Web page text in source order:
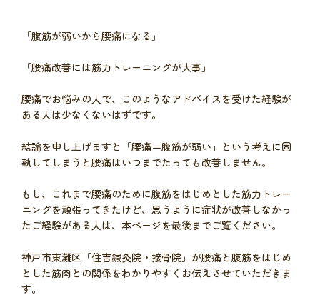
「腹筋が弱いから腰痛になる」
「腰痛改善には筋力トレーニングが大事」
腰痛でお悩みの人で、このようなアドバイスを受けた経験が
ある人は少なくないはずです。
結論を申し上げますと「腰痛＝腹筋が弱い」という考えに固
執してしまうと腰痛はいつまでたっても改善しません。
もし、これまで腰痛のために腹筋をはじめとした筋力トレー
ニングを頑張ってきたけど、思うように症状が改善しなかっ
たご経験がある人は、本ページを最後までご覧ください。
神戸市東灘区「住吉鍼灸院・接骨院」が腰痛と腹筋をはじめ
とした筋肉との関係をわかりやすくお伝えさせていただきま
す。